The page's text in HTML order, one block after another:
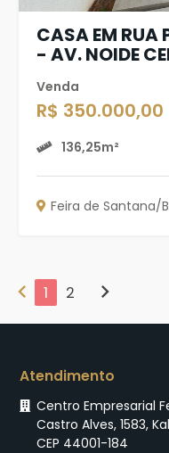
CASA EM RUA
- AV. NOIDE
Venda
R$ 350.000,00
136,25m²
Feira de Santana/
chevron_left 1 2 chevron_right
Atendimento
Centro Empresarial
Castro Alves, 1583,
CEP 44001-184